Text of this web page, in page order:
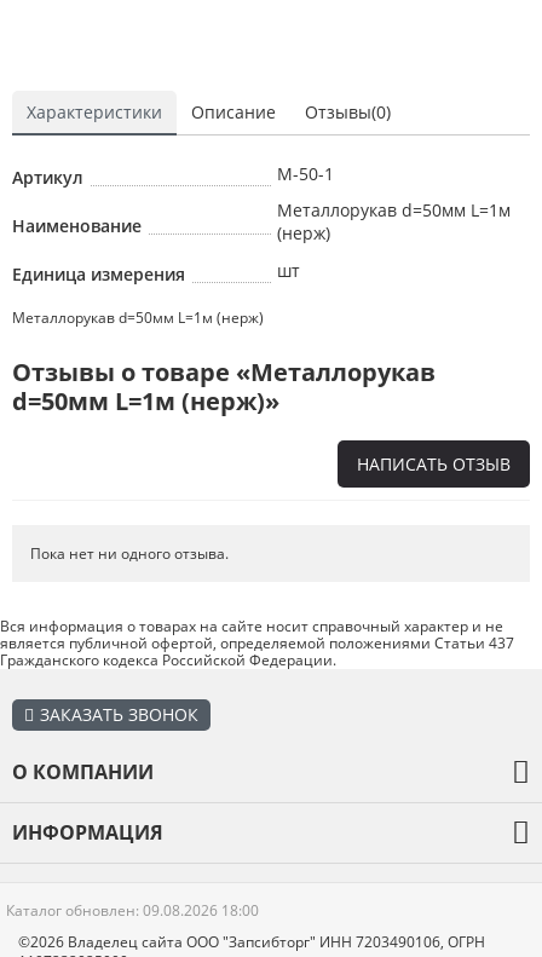
Характеристики Описание Отзывы(0)
Артикул М-50-1
Наименование
Металлорукав d=50мм L=1м
(нерж)
Единица измерения
шт
Металлорукав d=50мм L=1м (нерж)
Отзывы о товаре «Металлорукав
d=50мм L=1м (нерж)»
НАПИСАТЬ ОТЗЫВ
не ошиблись в своем выборе.
Доставка. Как был упакован товар? Доставили ли его вам в
оговоренный срок?
Товар . Качественный? Какие его плюсы и минусы?
Пока нет ни одного отзыва.
Вся информация о товарах на сайте носит справочный характер и не
является публичной офертой, определяемой положениями Статьи 437
Гражданского кодекса Российской Федерации.
ЗАКАЗАТЬ ЗВОНОК
О КОМПАНИИ
Новости
ИНФОРМАЦИЯ
Отзывы
Каталог обновлен: 09.08.2026 18:00
©2026 Владелец сайта ООО "Запсибторг" ИНН 7203490106, ОГРН